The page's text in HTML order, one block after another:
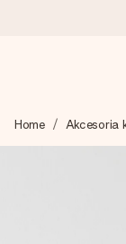
Tworzymy
oka – dzięki
Home Akcesoria